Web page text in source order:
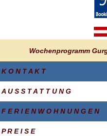
Wochenprogramm
K O N T A K T
A U S S T A T T U N G
F E R I E N W O H N U N G E N
P R E I S E